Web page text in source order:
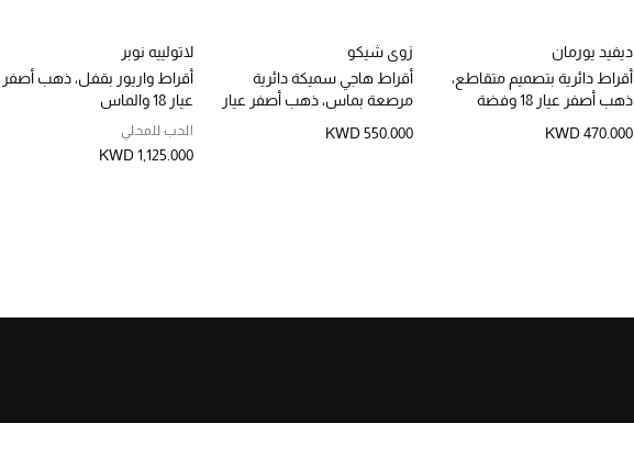
ديفيد يورمان
أقراط دائرية بتصميم متقاطع،
ذهب أصفر عيار 18 وفضة
KWD 470.000
زوي شيكو
أقراط هاجي سميكة دائرية
مرصعة بماس، ذهب أصفر عيار
KWD 550.000
لاتولييه نوبر
أقراط واريور بقفل، ذهب أصفر
عيار 18 والماس
الحب للمحلي
KWD 1,125.000